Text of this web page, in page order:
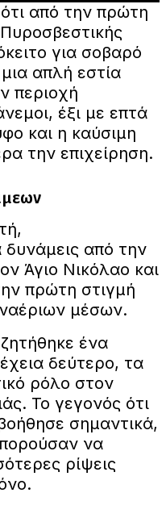
από την πρώτη
για σοβαρό
μια απλή εστία
περιοχή
έξι με επτά
και η καύσιμη
την επιχείρηση.
δυνάμεις από την
Άγιο Νικόλαο και
πρώτη στιγμή
μέσων.
ένα
δεύτερο, τα
ρόλο στον
Το γεγονός ότι
σημαντικά,
να
ρίψεις